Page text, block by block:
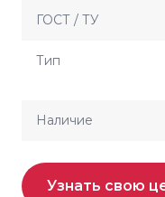
ГОСТ / ТУ
Тип
Наличие
Узнать свою